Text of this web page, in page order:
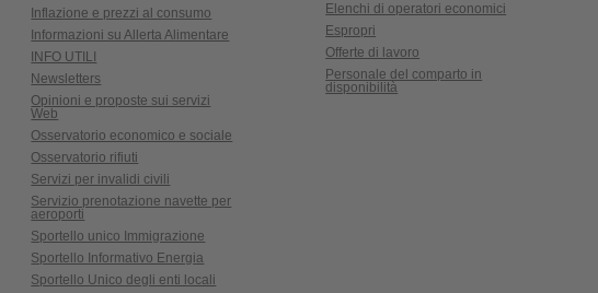
Inflazione e prezzi al consumo
Informazioni su Allerta Alimentare
INFO UTILI
Newsletters
Opinioni e proposte sui servizi
Web
Osservatorio economico e sociale
Osservatorio rifiuti
Servizi per invalidi civili
Servizio prenotazione navette per
aeroporti
Sportello unico Immigrazione
Sportello Informativo Energia
Sportello Unico degli enti locali
Elenchi di operatori economici
Espropri
Offerte di lavoro
Personale del comparto in
disponibilità